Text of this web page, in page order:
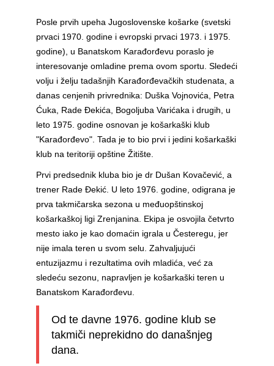
Posle prvih upeha Jugoslovenske košarke (svetski
prvaci 1970. godine i evropski prvaci 1973. i 1975.
godine), u Banatskom Karađorđevu poraslo je
interesovanje omladine prema ovom sportu. Sledeći
volju i želju tadašnjih Karađorđevačkih studenata, a
danas cenjenih privrednika: Duška Vojnovića, Petra
Ćuka, Rade Đekića, Bogoljuba Varićaka i drugih, u
leto 1975. godine osnovan je košarkaški klub
"Karađorđevo". Tada je to bio prvi i jedini košarkaški
klub na teritoriji opštine Žitište.
Prvi predsednik kluba bio je dr Dušan Kovačević, a
trener Rade Đekić. U leto 1976. godine, odigrana je
prva takmičarska sezona u međuopštinskoj
košarkaškoj ligi Zrenjanina. Ekipa je osvojila četvrto
mesto iako je kao domaćin igrala u Česteregu, jer
nije imala teren u svom selu. Zahvaljujući
entuzijazmu i rezultatima ovih mladića, već za
sledeću sezonu, napravljen je košarkaški teren u
Banatskom Karađorđevu.
Od te davne 1976. godine klub se
takmiči neprekidno do današnjeg
dana.